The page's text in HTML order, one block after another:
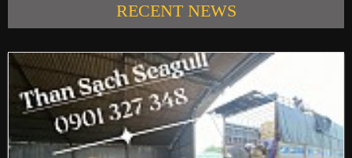
RECENT NEWS